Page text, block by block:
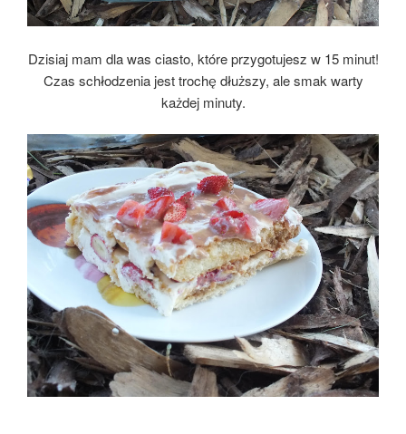
Dzisiaj mam dla was ciasto, które przygotujesz w 15 minut!
Czas schłodzenia jest trochę dłuższy, ale smak warty
każdej minuty.